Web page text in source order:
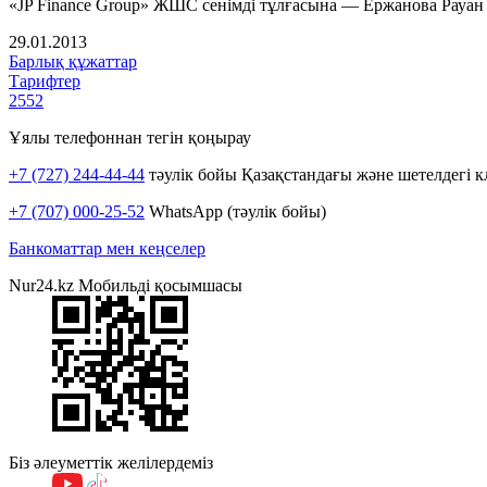
«JP Finance Group» ЖШС сенімді тұлғасына — Ержанова Рауан
29.01.2013
Барлық құжаттар
Тарифтер
2552
Ұялы телефоннан тегін қоңырау
+7 (727) 244-44-44 тәулік бойы Қазақстандағы және шетелдегі
+7 (707) 000-25-52 WhatsApp (тәулік бойы)
Банкоматтар мен кеңселер
Nur24.kz Мобильді қосымшасы
Біз әлеуметтік желілердеміз